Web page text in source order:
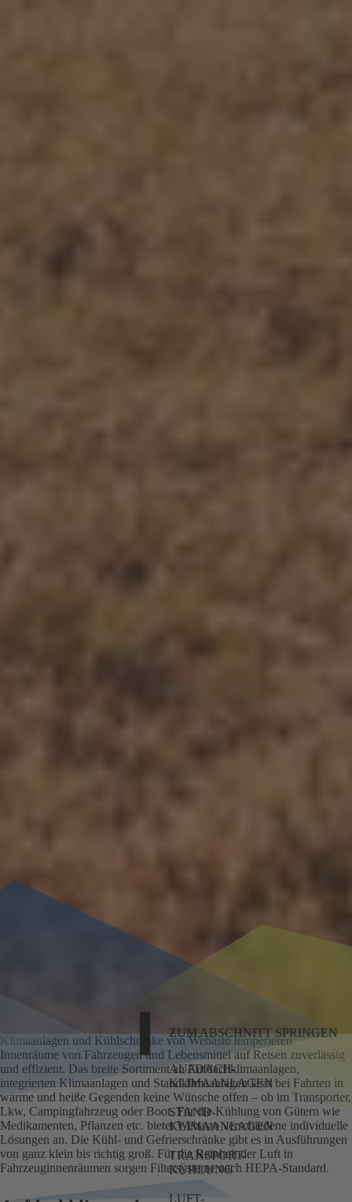
ZUM ABSCHNITT SPRINGEN
AUFDACH-
KLIMAANLAGEN
STAND-
KLIMAANLAGEN
TRANSPORT-
KÜHLUNG
LUFT-
Klimaanlagen und Kühlschränke von Webasto temperieren
Innenräume von Fahrzeugen und Lebensmittel auf Reisen zuverlässig
und effizient. Das breite Sortiment an Aufdachklimaanlagen,
integrierten Klimaanlagen und Standklimaanlagen lässt bei Fahrten in
warme und heiße Gegenden keine Wünsche offen – ob im Transporter,
Lkw, Campingfahrzeug oder Boot. Für die Kühlung von Gütern wie
Medikamenten, Pflanzen etc. bietet Webasto verschiedene individuelle
Lösungen an. Die Kühl- und Gefrierschränke gibt es in Ausführungen
von ganz klein bis richtig groß. Für die Reinheit der Luft in
Fahrzeuginnenräumen sorgen Filtersysteme nach HEPA-Standard.